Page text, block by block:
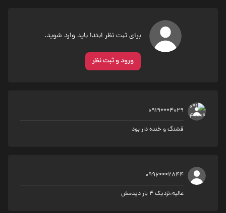
برای ثبت نظر ابتدا باید وارد شوید.
ورود و ثبت نظر
0919***4029
قشنگ و خنده دار بود
0996***2844
عالیه،نزدیک ۴ بار دیدمش